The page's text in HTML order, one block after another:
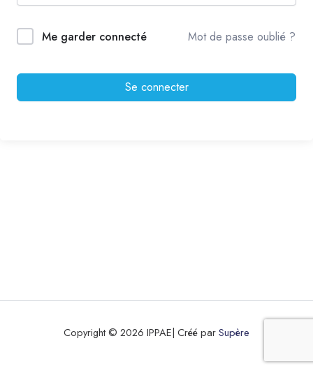
Me garder connecté Mot de passe oublié ?
Se connecter
Copyright © 2026 IPPAE| Créé parSupère